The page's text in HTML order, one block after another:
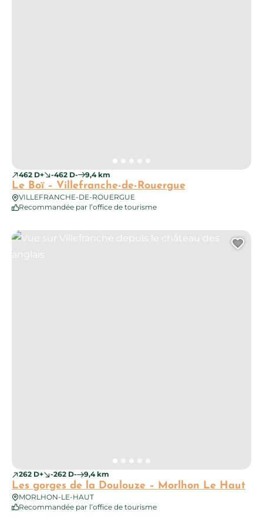
462 D+ -462 D- 9,4 km
Le Boï – Villefranche-de-Rouergue
VILLEFRANCHE-DE-ROUERGUE
Recommandée par l’office de tourisme
262 D+ -262 D- 9,4 km
Les gorges de la Doulouze – Morlhon Le Haut
MORLHON-LE-HAUT
Recommandée par l’office de tourisme
Vue sur Villefranche depuis le château des anglais